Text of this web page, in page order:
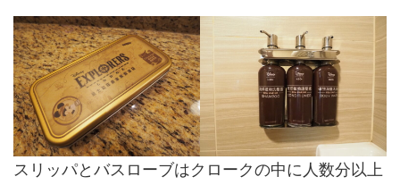
スリッパとバスローブはクロークの中に人数分以上